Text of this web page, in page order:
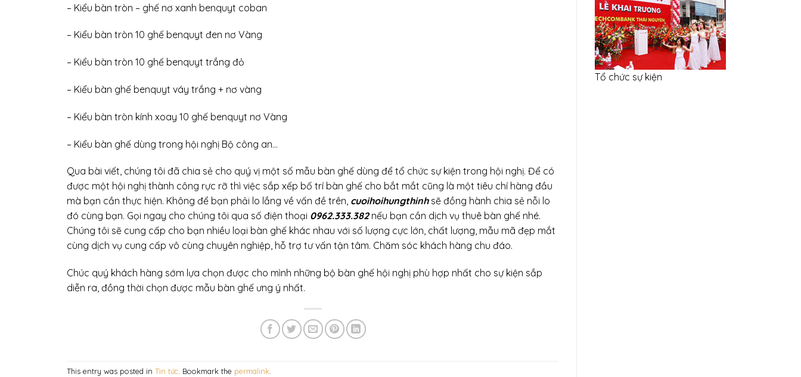
– Kiểu bàn tròn – ghế nơ xanh benquyt coban
– Kiểu bàn tròn 10 ghế benquyt đen nơ Vàng
– Kiểu bàn tròn 10 ghế benquyt trắng đỏ
– Kiểu bàn ghế benquyt váy trắng + nơ vàng
– Kiểu bàn tròn kính xoay 10 ghế benquyt nơ Vàng
– Kiểu bàn ghế dùng trong hội nghị Bộ công an…
Qua bài viết, chúng tôi đã chia sẻ cho quý vị một số mẫu bàn ghế dùng để tổ chức sự kiện trong hội nghị. Để có
được một hội nghị thành công rực rỡ thì việc sắp xếp bố trí bàn ghế cho bắt mắt cũng là một tiêu chí hàng đầu
mà bạn cần thực hiện. Không để bạn phải lo lắng về vấn đề trên, cuoihoihungthinhsẽ đồng hành chia sẻ nỗi lo
đó cùng bạn. Gọi ngay cho chúng tôi qua số điện thoại 0962.333.382nếu bạn cần dịch vụ thuê bàn ghế nhé.
Chúng tôi sẽ cung cấp cho bạn nhiều loại bàn ghế khác nhau với số lượng cực lớn, chất lượng, mẫu mã đẹp mắt
cùng dịch vụ cung cấp vô cùng chuyên nghiệp, hỗ trợ tư vấn tận tâm. Chăm sóc khách hàng chu đáo.
Chúc quý khách hàng sớm lựa chọn được cho mình những bộ bàn ghế hội nghị phù hợp nhất cho sự kiện sắp
diễn ra, đồng thời chọn được mẫu bàn ghế ưng ý nhất.
This entry was posted in Tin tức. Bookmark the permalink.
Tổ chức sự kiện